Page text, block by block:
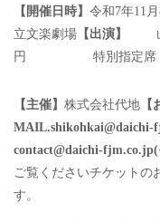
【開催日時】 令和7年11
立文楽劇場 【出演】
円
特別指定席
【主催】 株式会社代地 【
MAIL.shikohkai@daichi-
contact@daichi-
ご覧くださいチケットの
す。